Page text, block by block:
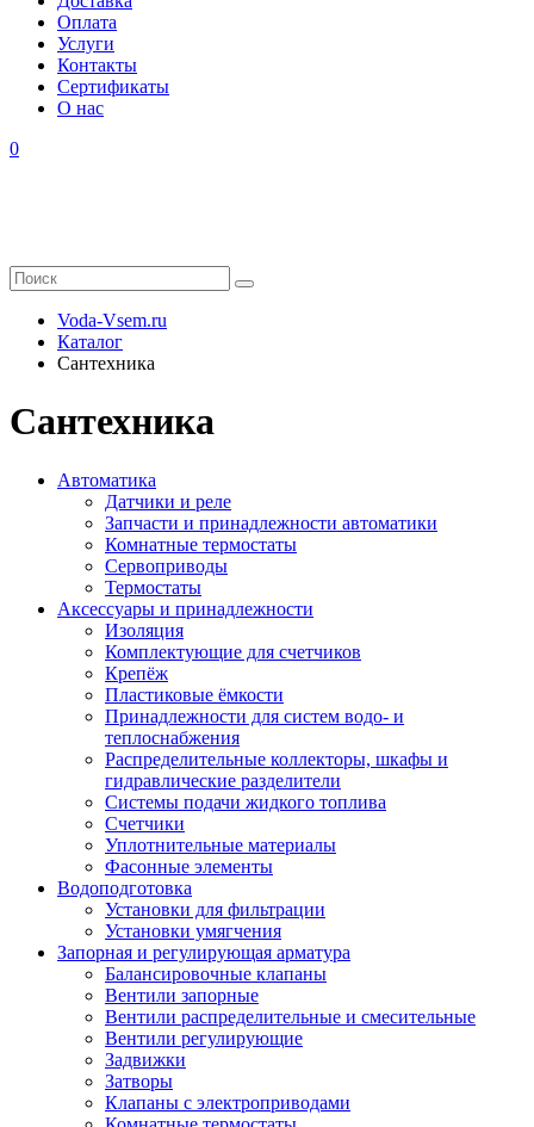
Оплата
Услуги
Контакты
Cертификаты
О нас
0
Voda-Vsem.ru
Каталог
Сантехника
Сантехника
Автоматика
Датчики и реле
Запчасти и принадлежности автоматики
Комнатные термостаты
Сервоприводы
Термостаты
Аксессуары и принадлежности
Изоляция
Комплектующие для счетчиков
Крепёж
Пластиковые ёмкости
Принадлежности для систем водо- и
теплоснабжения
Распределительные коллекторы, шкафы и
гидравлические разделители
Системы подачи жидкого топлива
Счетчики
Уплотнительные материалы
Фасонные элементы
Водоподготовка
Установки для фильтрации
Установки умягчения
Запорная и регулирующая арматура
Балансировочные клапаны
Вентили запорные
Вентили распределительные и смесительные
Вентили регулирующие
Задвижки
Затворы
Клапаны с электроприводами